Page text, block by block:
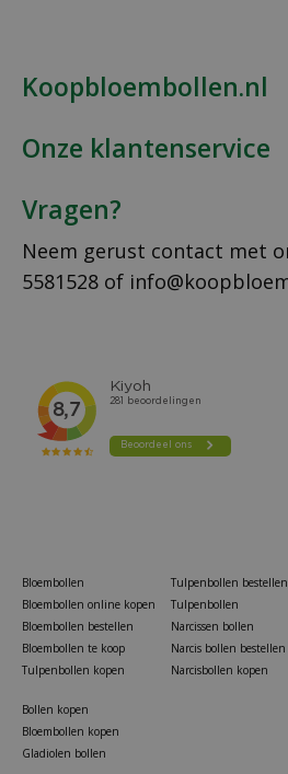
Koopbloembollen.nl
Onze klantenservice
Vragen?
Neem gerust contact met
5581528 of
Bloembollen
Bloembollen online kopen
Bloembollen bestellen
Bloembollen te koop
Tulpenbollen kopen
Tulpenbollen bestellen
Tulpenbollen
Narcissen bollen
Narcis bollen bestellen
Narcisbollen kopen
Bollen kopen
Bloembollen kopen
Gladiolen bollen